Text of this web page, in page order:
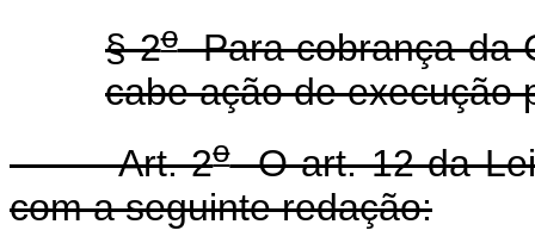
§ 2oPara cobrança da
cabe ação de execução
Art. 2oO art. 12 da
com a seguinte redação: